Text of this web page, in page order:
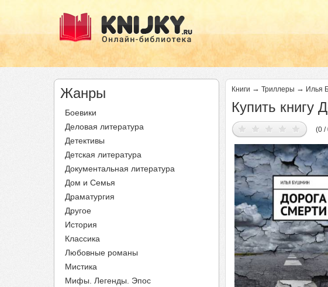
Жанры
Боевики
Деловая литература
Детективы
Детская литература
Документальная литература
Дом и Семья
Драматургия
Другое
История
Классика
Любовные романы
Мистика
Мифы. Легенды. Эпос
Книги → Триллеры → Илья
Купить книгу
(0 /